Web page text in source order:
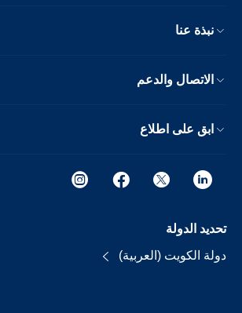
نبذة عنا
الاتصال والدعم
ابق على اطلاع
تحديد الدولة
دولة الكويت (العربية)